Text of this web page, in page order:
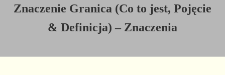
Znaczenie Granica (Co to jest, Pojęcie
& Definicja) – Znaczenia